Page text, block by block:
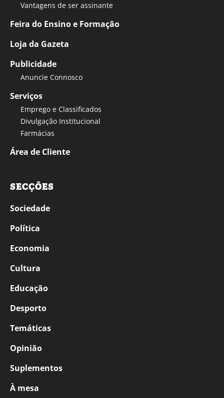
Vantagens de ser assinante
Feira do Ensino e Formação
Loja da Gazeta
Publicidade
Anuncie Connosco
Serviços
Emprego e Classificados
Divulgação Institucional
Farmácias
Área de Cliente
SECÇÕES
Sociedade
Política
Economia
Cultura
Educação
Desporto
Temáticas
Opinião
Suplementos
À mesa